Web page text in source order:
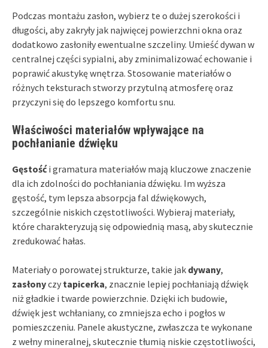
Podczas montażu zasłon, wybierz te o dużej szerokości i
długości, aby zakryły jak najwięcej powierzchni okna oraz
dodatkowo zasłoniły ewentualne szczeliny. Umieść dywan w
centralnej części sypialni, aby zminimalizować echowanie i
poprawić akustykę wnętrza. Stosowanie materiałów o
różnych teksturach stworzy przytulną atmosferę oraz
przyczyni się do lepszego komfortu snu.
Właściwości materiałów wpływające na
pochłanianie dźwięku
Gęstośći gramatura materiałów mają kluczowe znaczenie
dla ich zdolności do pochłaniania dźwięku. Im wyższa
gęstość, tym lepsza absorpcja fal dźwiękowych,
szczególnie niskich częstotliwości. Wybieraj materiały,
które charakteryzują się odpowiednią masą, aby skutecznie
zredukować hałas.
Materiały o porowatej strukturze, takie jak dywany,
zasłonyczy tapicerka, znacznie lepiej pochłaniają dźwięk
niż gładkie i twarde powierzchnie. Dzięki ich budowie,
dźwięk jest wchłaniany, co zmniejsza echo i pogłos w
pomieszczeniu. Panele akustyczne, zwłaszcza te wykonane
z wełny mineralnej, skutecznie tłumią niskie częstotliwości,